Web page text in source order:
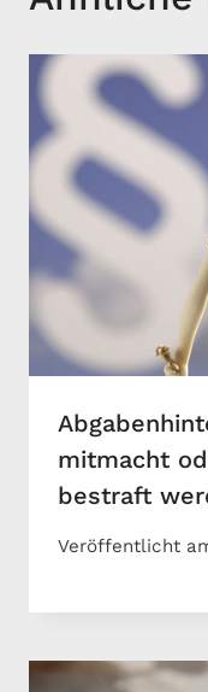
mitmacht
bestraft
Veröffentlicht